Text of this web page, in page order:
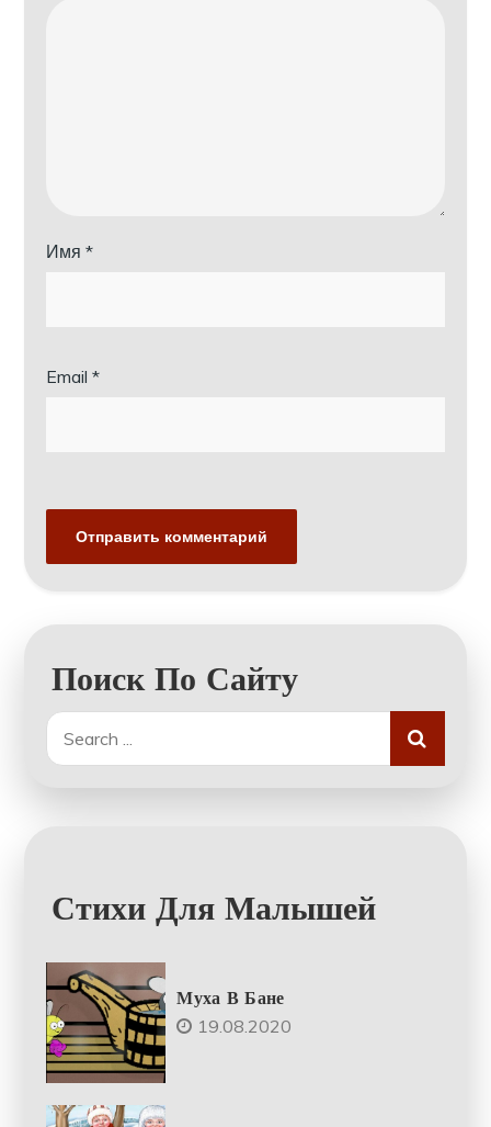
Имя*
Email*
Поиск По Сайту
Search
for:
Стихи Для Малышей
Муха В Бане
19.08.2020